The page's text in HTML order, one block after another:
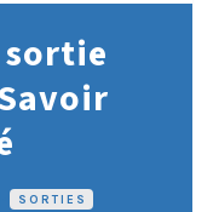
SORTIES
sortie